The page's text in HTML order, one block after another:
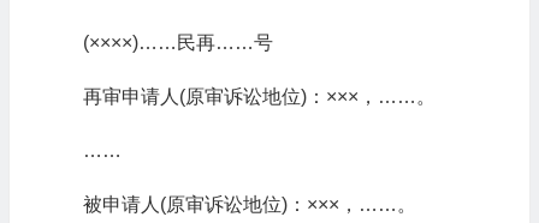
(××××)……民再……号
再审申请人(原审诉讼地位)：×××，……。
……
被申请人(原审诉讼地位)：×××，……。